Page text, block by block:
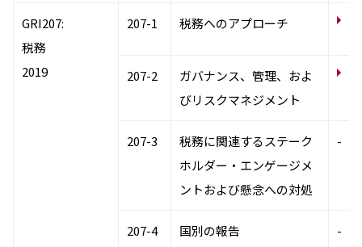
GRI207:
税務
2019
207-1 税務へのアプローチ
207-2
ガバナンス、管理、およ
びリスクマネジメント
207-3
税務に関連するステーク
ホルダー・エンゲージメ
ントおよび懸念への対処
-
207-4 国別の報告 -